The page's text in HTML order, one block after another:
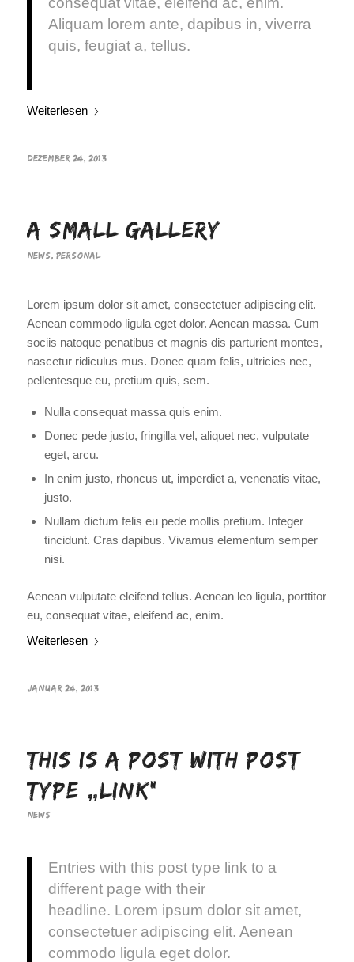
Aliquam lorem ante, dapibus in, viverra
quis, feugiat a, tellus.
Weiterlesen
DEZEMBER 24, 2013
A small gallery
NEWS, PERSONAL
Lorem ipsum dolor sit amet, consectetuer adipiscing elit.
Aenean commodo ligula eget dolor. Aenean massa. Cum
sociis natoque penatibus et magnis dis parturient montes,
nascetur ridiculus mus. Donec quam felis, ultricies nec,
pellentesque eu, pretium quis, sem.
Nulla consequat massa quis enim.
Donec pede justo, fringilla vel, aliquet nec, vulputate
eget, arcu.
In enim justo, rhoncus ut, imperdiet a, venenatis vitae,
justo.
Nullam dictum felis eu pede mollis pretium. Integer
tincidunt. Cras dapibus. Vivamus elementum semper
nisi.
Aenean vulputate eleifend tellus. Aenean leo ligula, porttitor
eu, consequat vitae, eleifend ac, enim.
Weiterlesen
JANUAR 24, 2013
This is a post with post
type „Link“
NEWS
Entries with this post type link to a
different page with their
headline. Lorem ipsum dolor sit amet,
consectetuer adipiscing elit. Aenean
commodo ligula eget dolor.